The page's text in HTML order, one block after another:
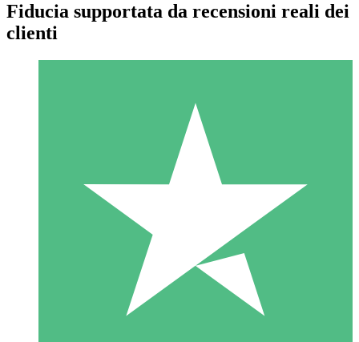
Pacchetti di Crediti Individuali
Paga a consumo con crediti di download. Nessun impegno
1 Download
10
Fiducia supportata da recensioni reali dei
clienti